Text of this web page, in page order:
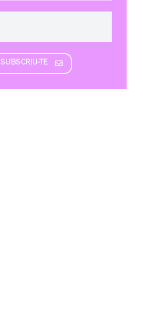
SUBSCRIU-TE